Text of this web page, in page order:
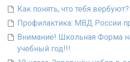
Как понять, что тебя вербуют?
Профилактика: МВД России
Внимание! Школьная Форма
учебный год!!!